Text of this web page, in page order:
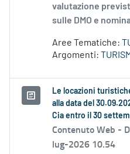
valutazione
sulle DMO e
Aree Tematiche:
Argomenti:
Le locazioni
alla data del
Cia entro il 30
Contenuto Web -
lug-2026 10.54